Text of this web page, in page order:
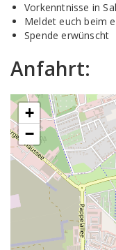
Vorkenntnisse in
Meldet euch beim
Spende erwünscht
Anfahrt:
+
−